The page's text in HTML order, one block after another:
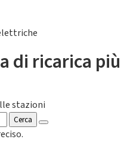
di ricarica più
stazioni
Cerca